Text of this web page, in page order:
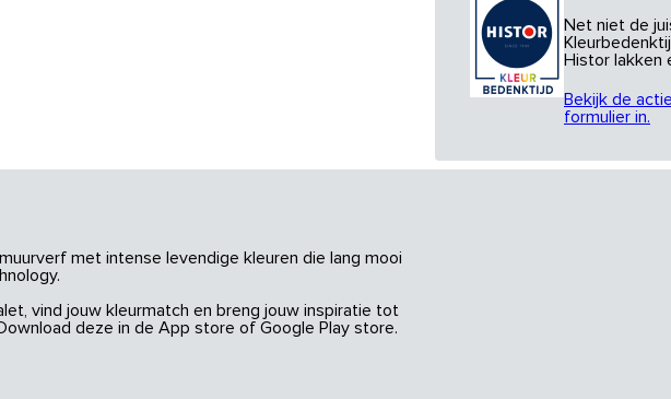
Net niet de
Histor lakken
Bekijk de
formulier in.
met intense levendige kleuren die lang mooi
vind jouw kleurmatch en breng jouw inspiratie tot
deze in de App store of Google Play store.